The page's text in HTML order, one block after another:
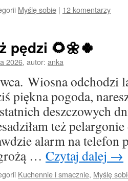
Myślę sobie | 12 komentarzy
pędzi 🌻🌼🍀
2026, autor: anka
Wiosna odchodzi
piękna pogoda,
deszczowych
też
alarm na telefon
… Czytaj dalej →
Kuchennie i smacznie, Myślę